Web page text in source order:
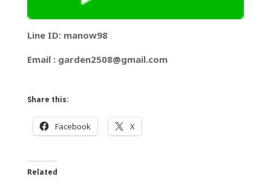
Line ID: manow98
Email : garden2508@gmail.com
Share this:
Facebook X
Related